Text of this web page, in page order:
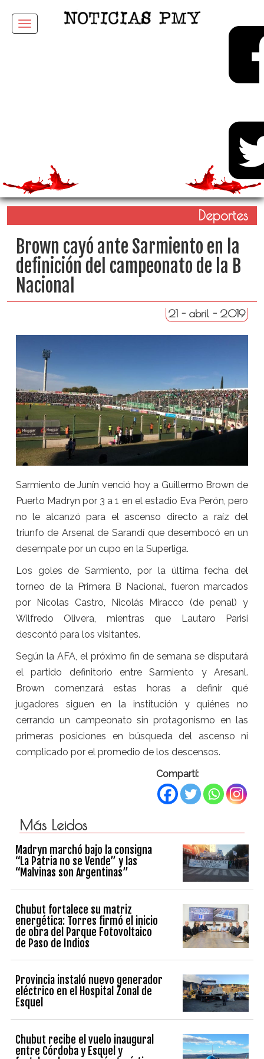
Menu
Deportes
Brown cayó ante Sarmiento en la
definición del campeonato de la B
Nacional
21 - abril - 2019
Sarmiento de Junín venció hoy a Guillermo Brown de
Puerto Madryn por 3 a 1 en el estadio Eva Perón, pero
no le alcanzó para el ascenso directo a raíz del
triunfo de Arsenal de Sarandí que desembocó en un
desempate por un cupo en la Superliga.
Los goles de Sarmiento, por la última fecha del
torneo de la Primera B Nacional, fueron marcados
por Nicolas Castro, Nicolás Miracco (de penal) y
Wilfredo Olivera, mientras que Lautaro Parisi
descontó para los visitantes.
Según la AFA, el próximo fin de semana se disputará
el partido definitorio entre Sarmiento y Aresanl.
Brown comenzará estas horas a definir qué
jugadores siguen en la institución y quiénes no
cerrando un campeonato sin protagonismo en las
primeras posiciones en búsqueda del ascenso ni
complicado por el promedio de los descensos.
Compartí:
Más Leidos
Madryn marchó bajo la consigna
“La Patria no se Vende” y las
“Malvinas son Argentinas”
Chubut fortalece su matriz
energética: Torres firmó el inicio
de obra del Parque Fotovoltaico
de Paso de Indios
Provincia instaló nuevo generador
eléctrico en el Hospital Zonal de
Esquel
Chubut recibe el vuelo inaugural
entre Córdoba y Esquel y